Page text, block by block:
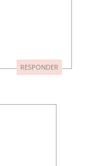
RESPONDER